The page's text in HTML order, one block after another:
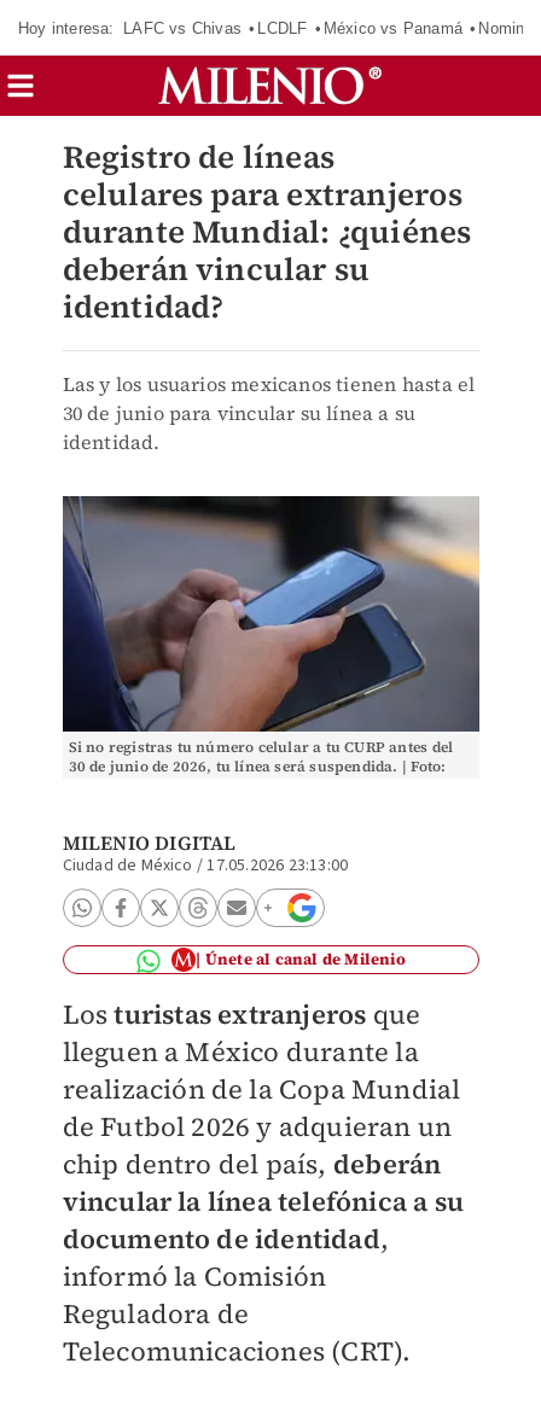
Hoy interesa: LAFC vs Chivas LCDLF México vs Panamá
Registro de líneas
celulares para extranjeros
durante Mundial: ¿quiénes
deberán vincular su
identidad?
Las y los usuarios mexicanos tienen hasta el
30 de junio para vincular su línea a su
identidad.
Si no registras tu número celular a tu CURP antes del
30 de junio de 2026, tu línea será suspendida. | Foto:
MILENIO DIGITAL
Ciudad de México /17.05.2026 23:13:00
Únete al canal de Milenio
Losturistas extranjeros que
lleguen a México durante la
realización de la Copa Mundial
de Futbol 2026 y adquieran un
chip dentro del país, deberán
vincular la línea telefónica a su
documento de identidad,
informó la Comisión
Reguladora de
Telecomunicaciones (CRT).